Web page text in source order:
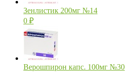
Зенлистик 200мг №14
0 ₽
Верошпирон капс. 100мг №30